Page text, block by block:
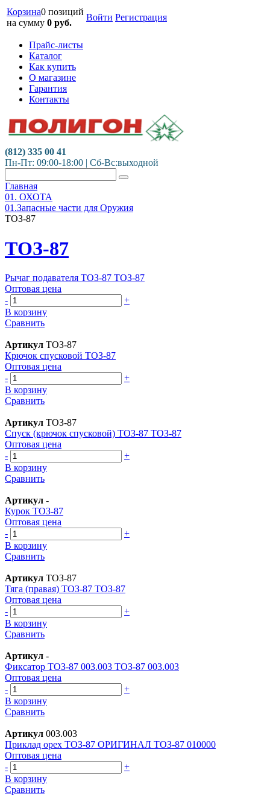
Корзина0 позиций
на сумму 0 руб.
Войти Регистрация
Прайс-листы
Каталог
Как купить
О магазине
Гарантия
Контакты
(812) 335 00 41
Пн-Пт: 09:00-18:00 | Сб-Вс:выходной
Главная
01. ОХОТА
01.Запасные части для Оружия
ТОЗ-87
ТОЗ-87
Рычаг подавателя ТОЗ-87 ТОЗ-87
Оптовая цена
-
+
В корзину
Сравнить
Артикул ТОЗ-87
Крючок спусковой ТОЗ-87
Оптовая цена
-
+
В корзину
Сравнить
Артикул ТОЗ-87
Спуск (крючок спусковой) ТОЗ-87 ТОЗ-87
Оптовая цена
-
+
В корзину
Сравнить
Артикул -
Курок ТОЗ-87
Оптовая цена
-
+
В корзину
Сравнить
Артикул ТОЗ-87
Тяга (правая) ТОЗ-87 ТОЗ-87
Оптовая цена
-
+
В корзину
Сравнить
Артикул -
Фиксатор ТОЗ-87 003.003 ТОЗ-87 003.003
Оптовая цена
-
+
В корзину
Сравнить
Артикул 003.003
Приклад орех ТОЗ-87 ОРИГИНАЛ ТОЗ-87 010000
Оптовая цена
-
+
В корзину
Сравнить